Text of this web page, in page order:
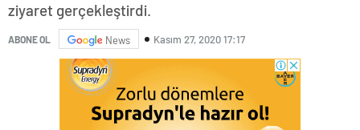
ziyaret gerçekleştirdi.
ABONE OL News Kasım 27, 2020 17:17